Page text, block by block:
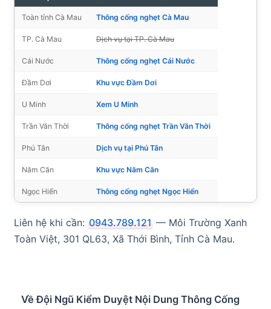
Toàn tỉnh Cà Mau Thông cống nghẹt Cà Mau
TP. Cà Mau Dịch vụ tại TP. Cà Mau
Cái Nước Thông cống nghẹt Cái Nước
Đầm Dơi Khu vực Đầm Dơi
U Minh Xem U Minh
Trần Văn Thời Thông cống nghẹt Trần Văn Thời
Phú Tân Dịch vụ tại Phú Tân
Năm Căn Khu vực Năm Căn
Ngọc Hiển Thông cống nghẹt Ngọc Hiển
Liên hệ khi cần: 0943.789.121 — Môi Trường Xanh
Toàn Việt, 301 QL63, Xã Thới Bình, Tỉnh Cà Mau.
Về Đội Ngũ Kiểm Duyệt Nội Dung Thông Cống